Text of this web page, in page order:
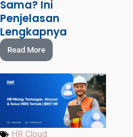
Sama? Ini
Penjelasan
Lengkapnya
Read More
HR Cloud